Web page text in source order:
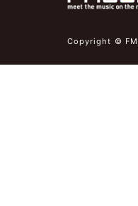
Copyright ©